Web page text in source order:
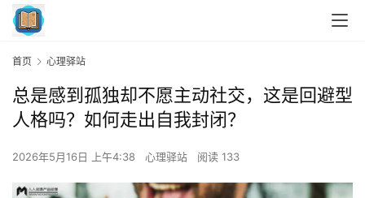
首页 心理驿站
总是感到孤独却不愿主动社交，这是回避型
人格吗？如何走出自我封闭？
2026年5月16日 上午4:38 心理驿站 阅读 133